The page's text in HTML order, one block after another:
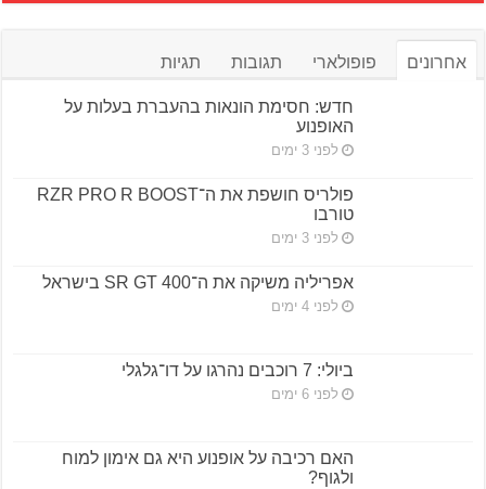
אחרונים פופולארי תגובות תגיות
חדש: חסימת הונאות בהעברת בעלות על
האופנוע
לפני 3 ימים
פולריס חושפת את ה־RZR PRO R BOOST
טורבו
לפני 3 ימים
אפריליה משיקה את ה־SR GT 400 בישראל
לפני 4 ימים
ביולי: 7 רוכבים נהרגו על דו־גלגלי
לפני 6 ימים
האם רכיבה על אופנוע היא גם אימון למוח
ולגוף?